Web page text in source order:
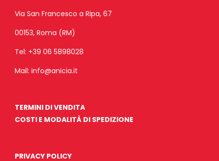
Via San Francesco a Ripa, 67
00153, Roma (RM)
Tel: +39 06 5898028
Mail: info@anicia.it
TERMINI DI VENDITA
COSTI E MODALITÀ DI SPEDIZIONE
PRIVACY POLICY